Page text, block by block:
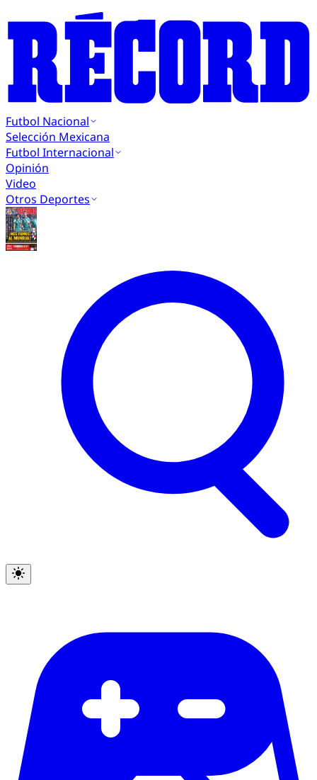
Futbol Nacional
Selección Mexicana
Futbol Internacional
Opinión
Video
Otros Deportes